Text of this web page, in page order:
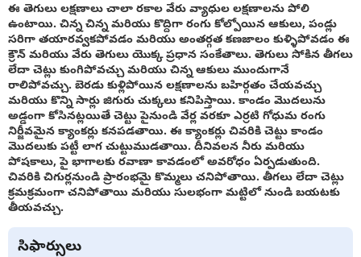
ఈ తెగులు లక్షణాలు చాలా రకాల వేరు వ్యాధుల లక్షణాలను పోలి
ఉంటాయి. చిన్న చిన్న మరియు కొద్దిగా రంగు కోల్పోయిన ఆకులు, పండ్లు
సరిగా తయారవ్వకపోవడం మరియు అంతర్గత కణజాలం కుళ్ళిపోవడం ఈ
క్రౌన్ మరియు వేరు తెగులు యొక్క ప్రధాన సంకేతాలు. తెగులు సోకిన తీగలు
లేదా చెట్లు కుంగిపోవచ్చు మరియు చిన్న ఆకులు ముందుగానే
రాలిపోవచ్చు. బెరడు కుళ్లిపోయిన లక్షణాలను బహిర్గతం చేయవచ్చు
మరియు కొన్ని సార్లు జిగురు చుక్కలు కనిపిస్తాయి. కాండం మొదలును
అడ్డంగా కోసినట్లయితే చెట్టు పైనుండి వేర్ల వరకూ ఎర్రటి గోధుమ రంగు
నిర్జీవమైన క్యాంకర్లు కనపడతాయి. ఈ క్యాంకర్లు చివరికి చెట్టు కాండం
మొదలుకు పట్టీ లాగ చుట్టుముడతాయి. దీనివలన నీరు మరియు
పోషకాలు, పై భాగాలకు రవాణా కావడంలో అవరోధం ఏర్పడుతుంది.
చివరికి చిగుర్లనుండి ప్రారంభమై కొమ్మలు చనిపోతాయి. తీగలు లేదా చెట్లు
క్రమక్రమంగా చనిపోతాయి మరియు సులభంగా మట్టిలో నుండి బయటకు
తీయవచ్చు.
సిఫార్సులు